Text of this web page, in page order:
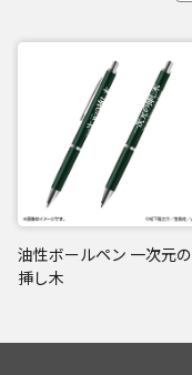
油性ボールペン 一次元の
挿し木